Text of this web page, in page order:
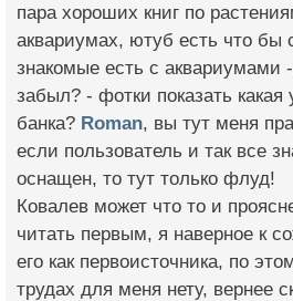
пара хороших книг по
аквариумах, ютуб есть что бы
знакомые есть с аквариумами -
забыл? - фотки показать какая
банка? Roman, вы тут меня
если пользователь и так все
оснащен, то тут только флуд!
Ковалев может что то и
читать первым, я наверное к
его как первоисточника, по
трудах для меня нету, вернее